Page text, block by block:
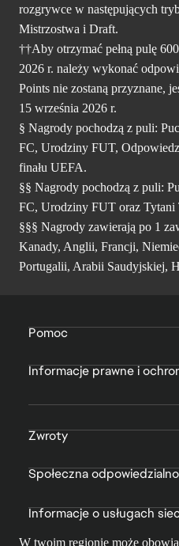
rozgrywce w następujących
Mistrzostwa i Draft.
††Aby otrzymać pełną pulę
2026 r. należy wykonać
Points nie zostaną przyznane,
15 września 2026 r.
§ Nagrody pochodzą z puli:
FC, Urodziny FUT,
finału UEFA.
§§ Nagrody pochodzą z puli:
FC, Urodziny FUT oraz Tytani
§§§ Nagrody zawierają po 1
Kanady, Anglii, Francji,
Portugalii, Arabii Saudyjskiej,
Pomoc
Informacje prawne i
Zwroty
Społeczna
Informacje o usługach
W twoim regionie może